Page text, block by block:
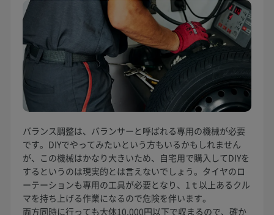
バランス調整は、バランサーと呼ばれる専用の機械が必要
です。DIYでやってみたいという方もいるかもしれません
が、この機械はかなり大きいため、自宅用で購入してDIYを
するというのは現実的とは言えないでしょう。タイヤのロ
ーテーションも専用の工具が必要となり、1ｔ以上あるクル
マを持ち上げる作業になるので危険を伴います。
両方同時に行っても大体10,000円以下で収まるので、確か